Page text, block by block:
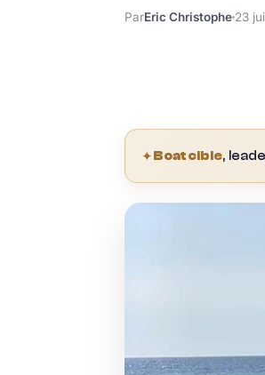
ParEric Christophe 23
✦Boatcible,